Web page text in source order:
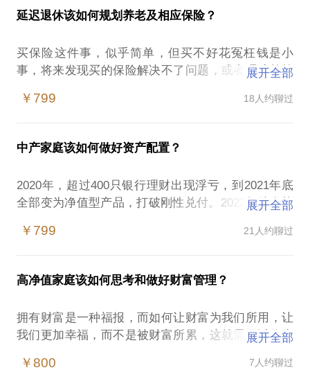
人的关注。但毕竟尝试是要承担风险，获得成功的核
心影响因素是什么？
行家还会为你解答：
这个行业的特点是什么？
如何评估自己是不是适合这个行业？
不同保险公司、经纪公司有哪些特点？
这个行业还有哪些隐秘而重要的信息？
行业的竞争越来越激烈，如何顺势而为，事半功倍？
行家曾经在快速消费品和医药行业外企担任市场总
了国家一级理财师、国际认证财务顾问师、美国注册
佳理财师》。
质、高绩效团队，并晋升总监。2019年，行家感知到
延迟退休该如何规划养老及相应保险？
买保险这件事，似乎简单，但买不好花冤枉钱是小
事，将来发现买的保险解决不了问题，或者理赔等等
己的需求，做好适合自己的保险规划呢？
另外随着中国老龄化和少子化越来越严重，社保压力
越来越大，未来交钱的人越来越少，领钱的人越来越
逐步落实。在这种情况下越来越多的人开始关注为自
己准备养老金。怎样才是完备无忧的养老规划呢？养
老需要考虑哪些方面？有哪些金融工具可以使用？各
的经验为你回答：
针对不同类型的家庭和人群应该如何配置保险资产？
展开全部
￥799 18人约聊过
中产家庭该如何做好资产配置？
2020年，超过400只银行理财出现浮亏，到2021年底
全部变为净值型产品，打破刚性兑付。2022年俄乌战
2024年一线城市房子都开始大跌……不理财，利率下
收益性、安全性、流动性该如何平衡？自己的财务状
者理财经理只是销售产品，并没有整体规划的理念，
对于这些状况，行家会为你解答：
展开全部
￥799 21人约聊过
高净值家庭该如何思考和做好财富管理？
拥有财富是一种福报，而如何让财富为我们所用，让
我们更加幸福，而不是被财富所累，这就需要以终为
展开全部
￥800 7人约聊过